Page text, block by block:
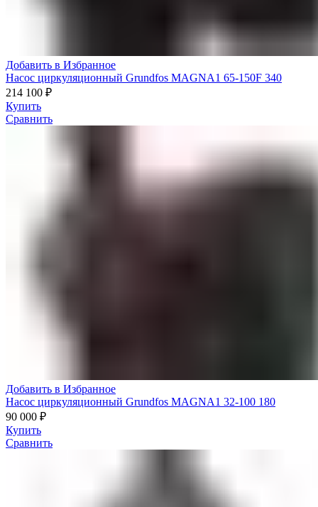
Добавить в Избранное
Насос циркуляционный Grundfos MAGNA1 65-150F 340
214 100 ₽
Купить
Сравнить
Добавить в Избранное
Насос циркуляционный Grundfos MAGNA1 32-100 180
90 000 ₽
Купить
Сравнить